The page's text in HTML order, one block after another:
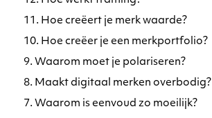
11. Hoe creëert je merk waarde?
10. Hoe creëer je een merkportfolio?
9. Waarom moet je polariseren?
8. Maakt digitaal merken overbodig?
7. Waarom is eenvoud zo moeilijk?